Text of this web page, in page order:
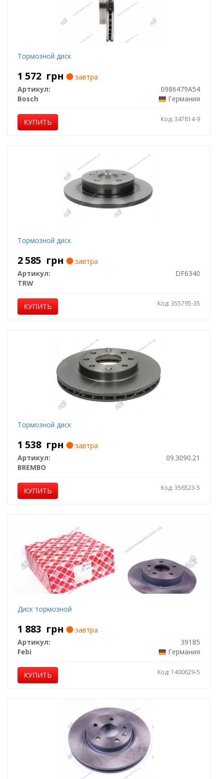
Тормозной диск
1 572 грн
завтра
Артикул:
0986479A54
Bosch
Германия
КУПИТЬ Код: 347814-9
Тормозной диск
2 585 грн
завтра
Артикул:
DF6340
TRW
КУПИТЬ Код: 355795-35
Тормозной диск
1 538 грн
завтра
Артикул:
09.3090.21
BREMBO
КУПИТЬ Код: 356523-5
Диск тормозной
1 883 грн
завтра
Артикул:
39185
Febi
Германия
КУПИТЬ Код: 1400629-5